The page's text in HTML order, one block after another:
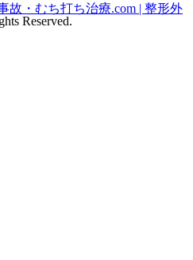
故・むち打ち治療.com | 整形外
Reserved.